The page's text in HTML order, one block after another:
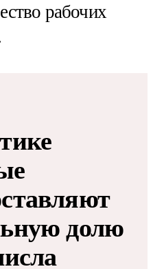
рабочих
долю